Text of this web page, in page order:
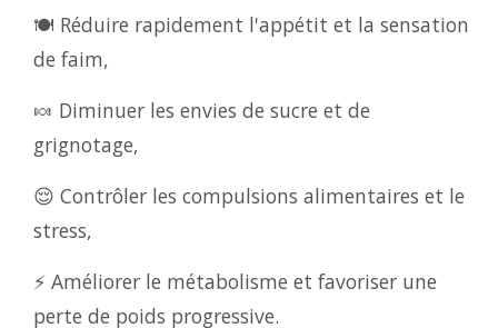
🍽️ Réduire rapidement l'appétit et la sensation
de faim,
🍬 Diminuer les envies de sucre et de
grignotage,
😌 Contrôler les compulsions alimentaires et le
stress,
⚡ Améliorer le métabolisme et favoriser une
perte de poids progressive.